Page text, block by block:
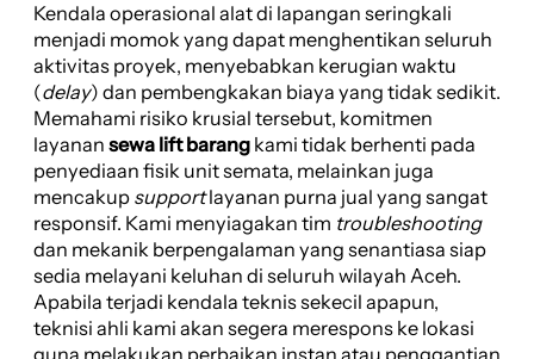
Kendala operasional alat di lapangan seringkali
menjadi momok yang dapat menghentikan seluruh
aktivitas proyek, menyebabkan kerugian waktu
(delay) dan pembengkakan biaya yang tidak sedikit.
Memahami risiko krusial tersebut, komitmen
layanan sewa lift barang kami tidak berhenti pada
penyediaan fisik unit semata, melainkan juga
mencakup supportlayanan purna jual yang sangat
responsif. Kami menyiagakan tim troubleshooting
dan mekanik berpengalaman yang senantiasa siap
sedia melayani keluhan di seluruh wilayah Aceh.
Apabila terjadi kendala teknis sekecil apapun,
teknisi ahli kami akan segera merespons ke lokasi